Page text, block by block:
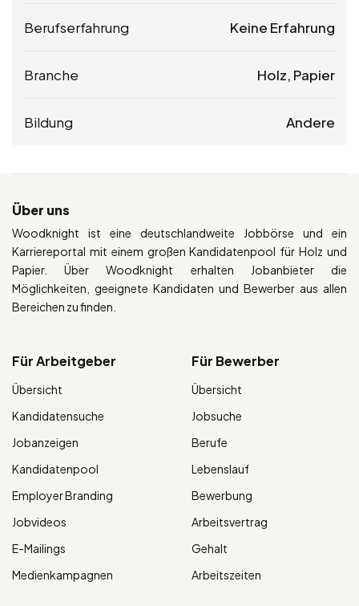
Berufserfahrung Keine Erfahrung
Branche Holz, Papier
Bildung Andere
Über uns
Woodknight ist eine deutschlandweite Jobbörse und ein
Karriereportal mit einem großen Kandidatenpool für Holz und
Papier. Über Woodknight erhalten Jobanbieter die
Möglichkeiten, geeignete Kandidaten und Bewerber aus allen
Bereichen zu finden.
Für Arbeitgeber
Übersicht
Kandidatensuche
Jobanzeigen
Kandidatenpool
Employer Branding
Jobvideos
E-Mailings
Medienkampagnen
Für Bewerber
Übersicht
Jobsuche
Berufe
Lebenslauf
Bewerbung
Arbeitsvertrag
Gehalt
Arbeitszeiten